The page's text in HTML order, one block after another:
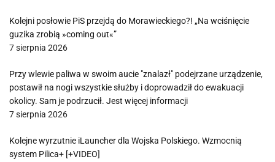
Kolejni posłowie PiS przejdą do Morawieckiego?! „Na wciśnięcie
guzika zrobią »coming out«”
7 sierpnia 2026
Przy wlewie paliwa w swoim aucie "znalazł" podejrzane urządzenie,
postawił na nogi wszystkie służby i doprowadził do ewakuacji
okolicy. Sam je podrzucił. Jest więcej informacji
7 sierpnia 2026
Kolejne wyrzutnie iLauncher dla Wojska Polskiego. Wzmocnią
system Pilica+ [+VIDEO]